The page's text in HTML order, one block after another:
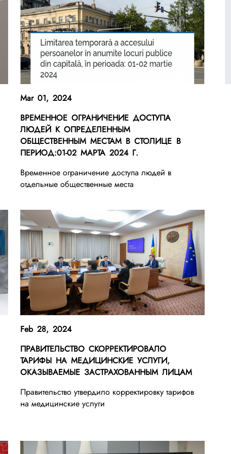
Mar 01, 2024
ВРЕМЕННОЕ ОГРАНИЧЕНИЕ ДОСТУПА
ЛЮДЕЙ К ОПРЕДЕЛЕННЫМ
ОБЩЕСТВЕННЫМ МЕСТАМ В СТОЛИЦЕ В
ПЕРИОД:01-02 МАРТА 2024 Г.
Временное ограничение доступа людей в
отдельные общественные места
Feb 28, 2024
ПРАВИТЕЛЬСТВО СКОРРЕКТИРОВАЛО
ТАРИФЫ НА МЕДИЦИНСКИЕ УСЛУГИ,
ОКАЗЫВАЕМЫЕ ЗАСТРАХОВАННЫМ ЛИЦАМ
Правительство утвердило корректировку тарифов
на медицинские услуги